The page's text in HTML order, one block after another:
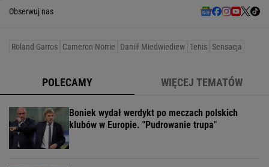
Obserwuj nas
Roland Garros Cameron Norrie Daniił Miedwiediew Tenis Sensacja
POLECAMY WIĘCEJ TEMATÓW
Boniek wydał werdykt po meczach polskich
klubów w Europie. "Pudrowanie trupa"